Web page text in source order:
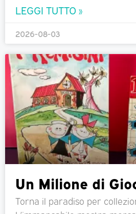
LEGGI TUTTO »
2026-08-03
Un Milione di
Torna il paradiso per